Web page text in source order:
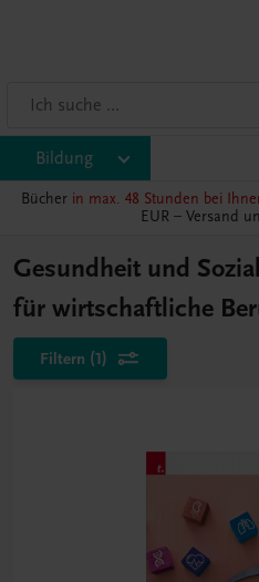
Bildung
Bücher in max. 48 Stunden bei
EUR – Versand
Gesundheit und
für wirtschaftliche
Filtern (1)